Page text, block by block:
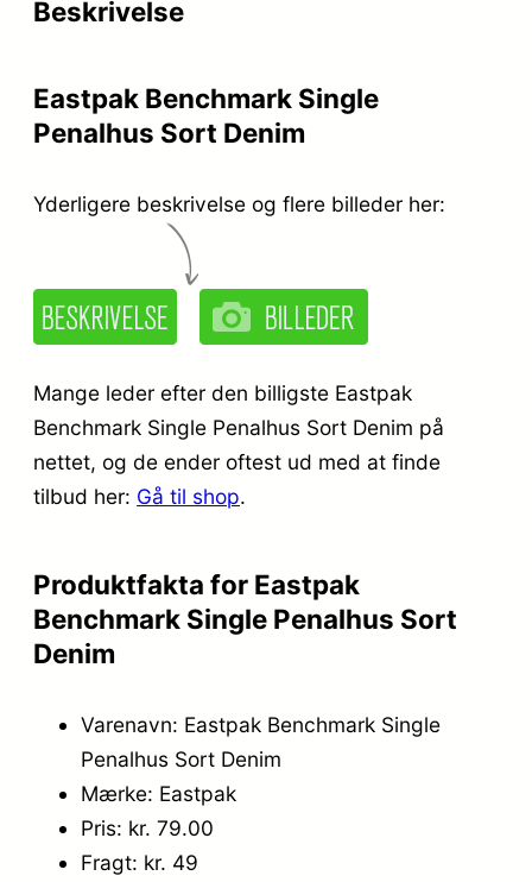
i
v
a
r
k
r
1
0
,
.
k
r
.
7
9
,
0
0
Beskrivelse
Eastpak Benchmark Single
Penalhus Sort Denim
Yderligere beskrivelse og flere billeder her:
Mange leder efter den billigste Eastpak
Benchmark Single Penalhus Sort Denim på
nettet, og de ender oftest ud med at finde
tilbud her: Gå til shop.
Produktfakta for Eastpak
Benchmark Single Penalhus Sort
Denim
Varenavn: Eastpak Benchmark Single
Penalhus Sort Denim
Mærke: Eastpak
Pris: kr. 79.00
Fragt: kr. 49